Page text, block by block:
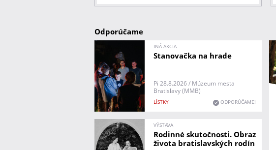
Odporúčame
INÁ AKCIA
Stanovačka na hrade
LÍSTKY
Pi 28.8.2026 / Múzeum mesta
Bratislavy (MMB)
ODPORÚČAME!
VÝSTAVA
Rodinné skutočnosti. Obraz
života bratislavských rodín